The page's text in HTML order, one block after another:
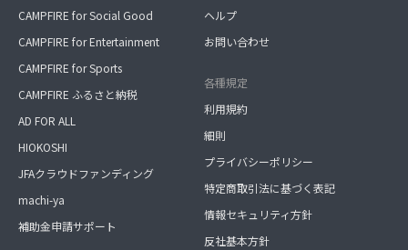
CAMPFIRE for Social Good
CAMPFIRE for Entertainment
CAMPFIRE for Sports
CAMPFIRE ふるさと納税
AD FOR ALL
HIOKOSHI
JFAクラウドファンディング
machi-ya
補助金申請サポート
ヘルプ
お問い合わせ
各種規定
利用規約
細則
プライバシーポリシー
特定商取引法に基づく表記
情報セキュリティ方針
反社基本方針